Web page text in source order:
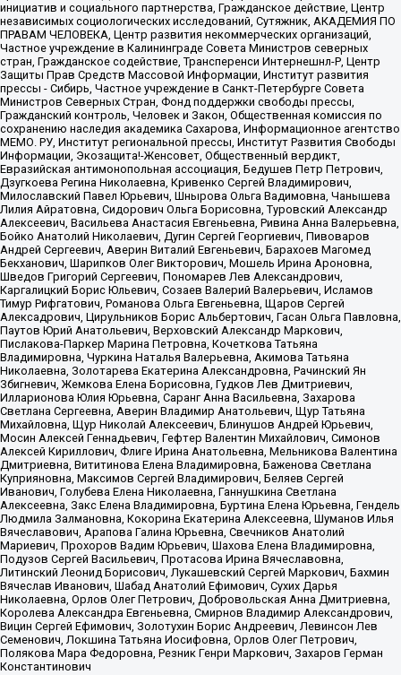
инициатив и социального партнерства, Гражданское действие, Центр
независимых социологических исследований, Сутяжник, АКАДЕМИЯ ПО
ПРАВАМ ЧЕЛОВЕКА, Центр развития некоммерческих организаций,
Частное учреждение в Калининграде Совета Министров северных
стран, Гражданское содействие, Трансперенси Интернешнл-Р, Центр
Защиты Прав Средств Массовой Информации, Институт развития
прессы - Сибирь, Частное учреждение в Санкт-Петербурге Совета
Министров Северных Стран, Фонд поддержки свободы прессы,
Гражданский контроль, Человек и Закон, Общественная комиссия по
сохранению наследия академика Сахарова, Информационное агентство
МЕМО. РУ, Институт региональной прессы, Институт Развития Свободы
Информации, Экозащита!-Женсовет, Общественный вердикт,
Евразийская антимонопольная ассоциация, Бедушев Петр Петрович,
Дзугкоева Регина Николаевна, Кривенко Сергей Владимирович,
Милославский Павел Юрьевич, Шнырова Ольга Вадимовна, Чанышева
Лилия Айратовна, Сидорович Ольга Борисовна, Туровский Александр
Алексеевич, Васильева Анастасия Евгеньевна, Ривина Анна Валерьевна,
Бойко Анатолий Николаевич, Дугин Сергей Георгиевич, Пивоваров
Андрей Сергеевич, Аверин Виталий Евгеньевич, Барахоев Магомед
Бекханович, Шарипков Олег Викторович, Мошель Ирина Ароновна,
Шведов Григорий Сергеевич, Пономарев Лев Александрович,
Каргалицкий Борис Юльевич, Созаев Валерий Валерьевич, Исламов
Тимур Рифгатович, Романова Ольга Евгеньевна, Щаров Сергей
Алексадрович, Цирульников Борис Альбертович, Гасан Ольга Павловна,
Паутов Юрий Анатольевич, Верховский Александр Маркович,
Пислакова-Паркер Марина Петровна, Кочеткова Татьяна
Владимировна, Чуркина Наталья Валерьевна, Акимова Татьяна
Николаевна, Золотарева Екатерина Александровна, Рачинский Ян
Збигневич, Жемкова Елена Борисовна, Гудков Лев Дмитриевич,
Илларионова Юлия Юрьевна, Саранг Анна Васильевна, Захарова
Светлана Сергеевна, Аверин Владимир Анатольевич, Щур Татьяна
Михайловна, Щур Николай Алексеевич, Блинушов Андрей Юрьевич,
Мосин Алексей Геннадьевич, Гефтер Валентин Михайлович, Симонов
Алексей Кириллович, Флиге Ирина Анатольевна, Мельникова Валентина
Дмитриевна, Вититинова Елена Владимировна, Баженова Светлана
Куприяновна, Максимов Сергей Владимирович, Беляев Сергей
Иванович, Голубева Елена Николаевна, Ганнушкина Светлана
Алексеевна, Закс Елена Владимировна, Буртина Елена Юрьевна, Гендель
Людмила Залмановна, Кокорина Екатерина Алексеевна, Шуманов Илья
Вячеславович, Арапова Галина Юрьевна, Свечников Анатолий
Мариевич, Прохоров Вадим Юрьевич, Шахова Елена Владимировна,
Подузов Сергей Васильевич, Протасова Ирина Вячеславовна,
Литинский Леонид Борисович, Лукашевский Сергей Маркович, Бахмин
Вячеслав Иванович, Шабад Анатолий Ефимович, Сухих Дарья
Николаевна, Орлов Олег Петрович, Добровольская Анна Дмитриевна,
Королева Александра Евгеньевна, Смирнов Владимир Александрович,
Вицин Сергей Ефимович, Золотухин Борис Андреевич, Левинсон Лев
Семенович, Локшина Татьяна Иосифовна, Орлов Олег Петрович,
Полякова Мара Федоровна, Резник Генри Маркович, Захаров Герман
Константинович